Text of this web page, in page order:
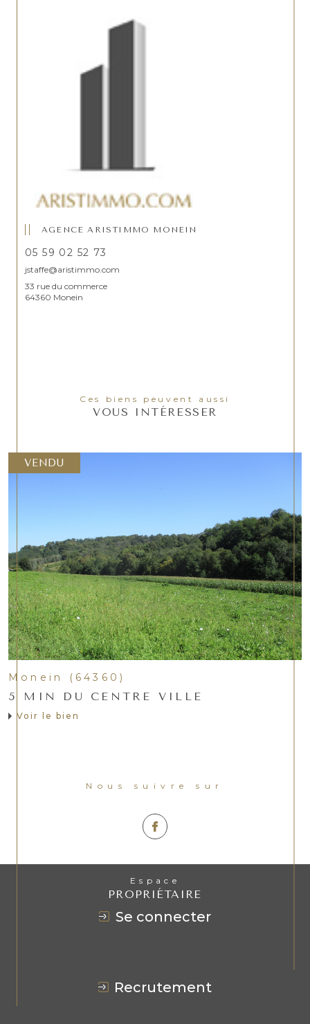
AGENCE ARISTIMMO MONEIN
05 59 02 52 73
jstaffe@aristimmo.com
33 rue du commerce
64360 Monein
Ces biens peuvent aussi
VOUS INTÉRESSER
VENDU
Monein (64360)
5 MIN DU CENTRE VILLE
Voir le bien
Nous suivre sur
Espace
PROPRIÉTAIRE
se connecter
recrutement